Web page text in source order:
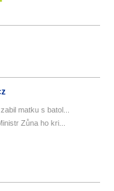
matku s batol...
Zůna ho kri...